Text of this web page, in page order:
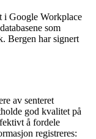
i Google Workplace
som
Bergen har signert
av senteret
god kvalitet på
å fordele
registreres: